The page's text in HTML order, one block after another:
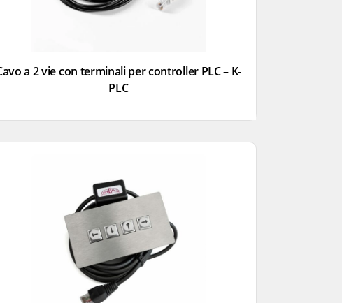
a 2 vie con terminali per controller PLC – K-
PLC